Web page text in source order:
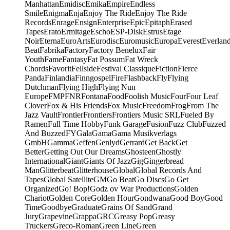
ManhattanEmidiscEmikaEmpireEndless
SmileEnigmaEnjaEnjoy The RideEnjoy The Ride
RecordsEnrageEnsignEnterpriseEpicEpitaphErased
TapesEratoErmitageEschoESP-DiskEstrusEtage
NoirEternaEuroArtsEurodiscEuromusicEuropaEverest
BeatFabrikaFactoryFactory BeneluxFair
YouthFameFantasyFat PossumFat Wreck
ChordsFavoritFellsideFestival ClassiqueFictionFierce
PandaFinlandiaFinngospelFireFlashbackFlyFlying
DutchmanFlying HighFlying Nun
EuropeFMPFNRFontanaFoodFoolish MusicFourFour Leaf
CloverFox & His FriendsFox MusicFreedomFrogFrom The
Jazz VaultFrontierFrontiersFrontiers Music SRLFueled By
RamenFull Time HobbyFunk GarageFusionFuzz ClubFuzzed
And BuzzedFYGalaGamaGama Musikverlags
GmbHGammaGeffenGenlydGerrardGet BackGet
BetterGetting Out Our DreamsGhosteenGhostly
InternationalGiantGiants Of JazzGigGingerbread
ManGlitterbeatGlitterhouseGlobalGlobal Records And
TapesGlobal SatelliteGMGo BeatGo DiscsGo Get
OrganizedGo! Bop!Godz ov War ProductionsGolden
ChariotGolden CoreGolden HourGondwanaGood BoyGood
TimeGoodbyeGraduateGrains Of SandGrand
JuryGrapevineGrappaGRCGreasy PopGreasy
TruckersGreco-RomanGreen LineGreen